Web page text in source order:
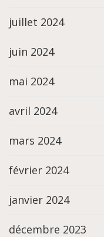
juillet 2024
juin 2024
mai 2024
avril 2024
mars 2024
février 2024
janvier 2024
décembre 2023